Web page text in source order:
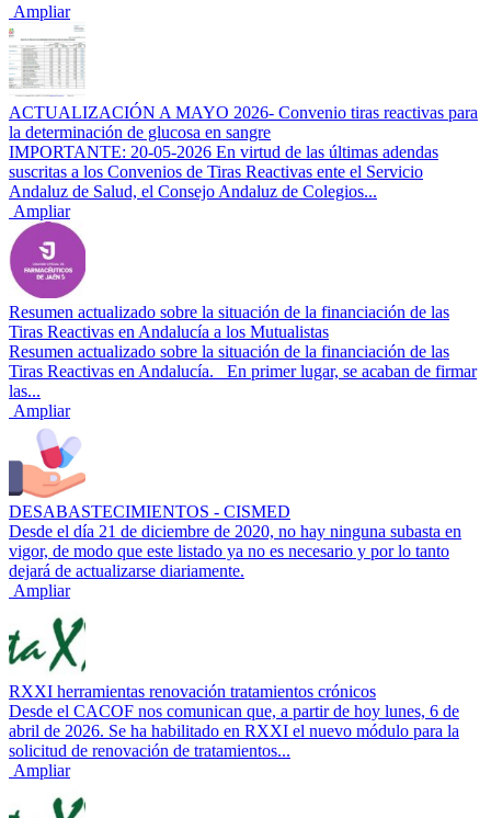
Ampliar
ACTUALIZACIÓN A MAYO 2026- Convenio tiras reactivas para
la determinación de glucosa en sangre
IMPORTANTE: 20-05-2026 En virtud de las últimas adendas
suscritas a los Convenios de Tiras Reactivas ente el Servicio
Andaluz de Salud, el Consejo Andaluz de Colegios...
Ampliar
Resumen actualizado sobre la situación de la financiación de las
Tiras Reactivas en Andalucía a los Mutualistas
Resumen actualizado sobre la situación de la financiación de las
Tiras Reactivas en Andalucía. En primer lugar, se acaban de firmar
las...
Ampliar
DESABASTECIMIENTOS - CISMED
Desde el día 21 de diciembre de 2020, no hay ninguna subasta en
vigor, de modo que este listado ya no es necesario y por lo tanto
dejará de actualizarse diariamente.
Ampliar
RXXI herramientas renovación tratamientos crónicos
Desde el CACOF nos comunican que, a partir de hoy lunes, 6 de
abril de 2026. Se ha habilitado en RXXI el nuevo módulo para la
solicitud de renovación de tratamientos...
Ampliar